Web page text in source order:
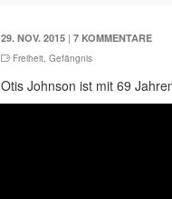
29. NOV. 2015 | 7 KOMMENTARE
Freiheit, Gefängnis
Otis Johnson ist mit 69